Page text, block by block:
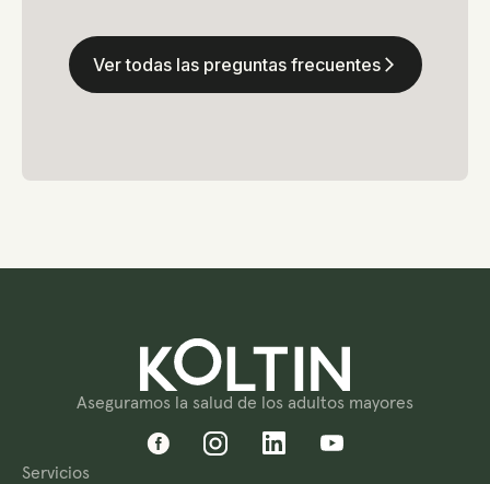
Ver todas las preguntas frecuentesarrow_forward_ios
Aseguramos la salud de los adultos mayores
Servicios